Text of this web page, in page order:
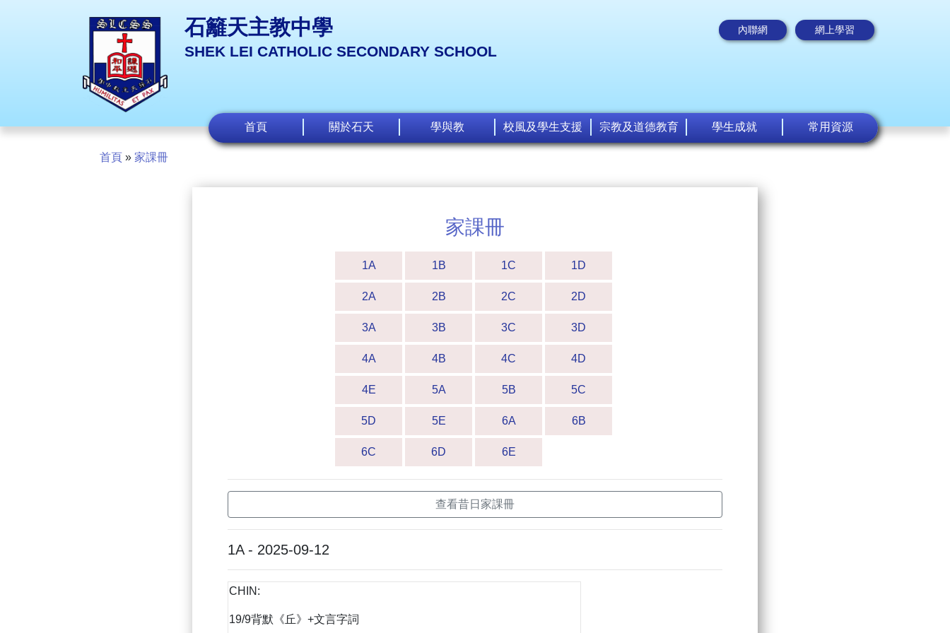
石籬天主教中學
SHEK LEI CATHOLIC SECONDARY SCHOOL
內聯網 網上學習
首頁 關於石天 學與教 校風及學生支援 宗教及道德教育 學生成就 常用資源
首頁 » 家課冊
家課冊
1A 1B 1C 1D
2A 2B 2C 2D
3A 3B 3C 3D
4A 4B 4C 4D
4E 5A 5B 5C
5D 5E 6A 6B
6C 6D 6E
查看昔日家課冊
1A - 2025-09-12
CHIN:
19/9背默《丘》+文言字詞